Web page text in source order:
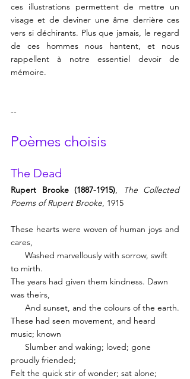
ces illustrations permettent de mettre un
visage et de deviner une âme derrière ces
vers si déchirants. Plus que jamais, le regard
de ces hommes nous hantent, et nous
rappellent à notre essentiel devoir de
mémoire.
--
Poèmes choisis
The Dead
Rupert Brooke (1887-1915),
The Collected
Poems of Rupert Brooke, 1915
These hearts were woven of human joys and
cares,
Washed marvellously with sorrow, swift
to mirth.
The years had given them kindness. Dawn
was theirs,
And sunset, and the colours of the earth.
These had seen movement, and heard
music; known
Slumber and waking; loved; gone
proudly friended;
Felt the quick stir of wonder; sat alone;